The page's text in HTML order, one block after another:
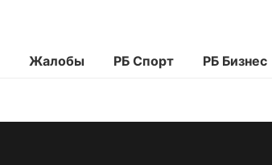
Жалобы РБ Спорт РБ Бизнес